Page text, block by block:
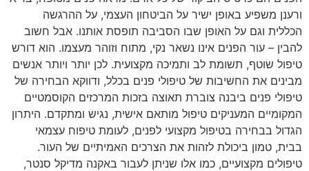
ורענן משפיע באופן ישיר על הביטחון העצמי, על ההרגשה
הכללית וגם על האופן שבו הסביבה תופסת אותנו. אבל חשוב
להבין – עור הפנים אינו נשאר נקי, מתוח וזוהר מעצמו. הוא דורש
טיפול שוטף, תשומת לב ותמיכה מקצועית. לכן יותר ויותר אנשים
מבינים את החשיבות של טיפולי פנים בכלל, ודווקא הבחירה של
טיפולי פנים ביבנה צוברת תאוצה בזכות המרכזים הקוסמטיים
המקומיים המעניקים טיפול מותאם אישית, נגיש ומתקדם. היתרון
הגדול בבחירה בטיפול מקצועי לפנים, לעומת טיפוח עצמאי
בבית, טמון ביכולת לזהות את הצרכים האמיתיים של העור.
טיפולים מקצועיים, כמו אלו שניתן לעבור באקנה מדיקל סנטר,